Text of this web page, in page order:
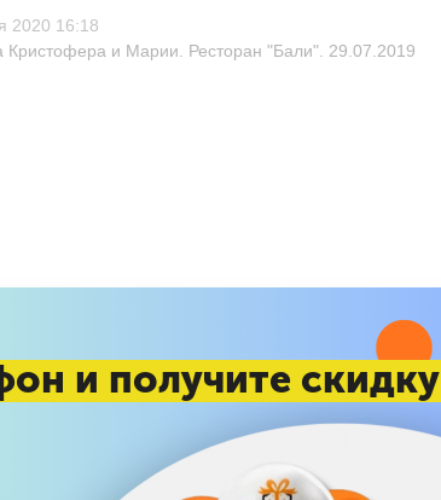
2020 16:18
Кристофера и Марии. Ресторан "Бали". 29.07.2019
и получите скидку